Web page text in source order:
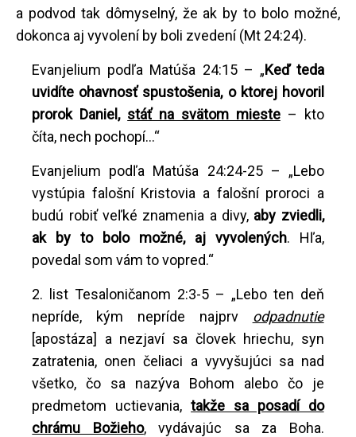
a podvod tak dômyselný, že ak by to bolo možné,
dokonca aj vyvolení by boli zvedení (Mt 24:24).
Evanjelium podľa Matúša 24:15 – „Keď teda
uvidíte ohavnosť spustošenia, o ktorej hovoril
prorok Daniel, stáť na svätom mieste– kto
číta, nech pochopí...“
Evanjelium podľa Matúša 24:24-25 – „Lebo
vystúpia falošní Kristovia a falošní proroci a
budú robiť veľké znamenia a divy, aby zviedli,
ak by to bolo možné, aj vyvolených. Hľa,
povedal som vám to vopred.“
2. list Tesaloničanom 2:3-5 – „Lebo ten deň
nepríde, kým nepríde najprv odpadnutie
[apostáza] a nezjaví sa človek hriechu, syn
zatratenia, onen čeliaci a vyvyšujúci sa nad
všetko, čo sa nazýva Bohom alebo čo je
predmetom uctievania,takže sa posadí do
chrámu Božieho, vydávajúc sa za Boha.